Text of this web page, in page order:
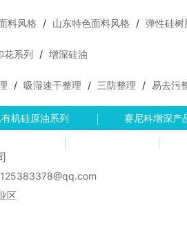
料风格 / 山东特色面料风格 / 弹性硅树
花系列 / 增深硅油
/ 吸湿速干整理 / 三防整理 / 易去污
机硅原油系列 赛尼科增深产
区